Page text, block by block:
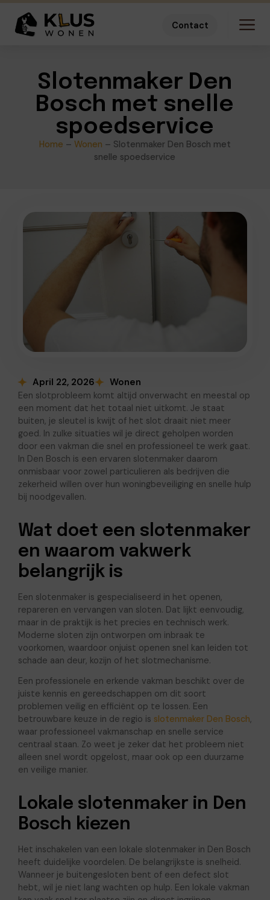
Contact
Slotenmaker Den
Bosch met snelle
spoedservice
Home – Wonen – Slotenmaker Den Bosch met
snelle spoedservice
April 22, 2026 Wonen
Een slotprobleem komt altijd onverwacht en meestal op
een moment dat het totaal niet uitkomt. Je staat
buiten, je sleutel is kwijt of het slot draait niet meer
goed. In zulke situaties wil je direct geholpen worden
door een vakman die snel en professioneel te werk gaat.
In Den Bosch is een ervaren slotenmaker daarom
onmisbaar voor zowel particulieren als bedrijven die
zekerheid willen over hun woningbeveiliging en snelle hulp
bij noodgevallen.
Wat doet een slotenmaker
en waarom vakwerk
belangrijk is
Een slotenmaker is gespecialiseerd in het openen,
repareren en vervangen van sloten. Dat lijkt eenvoudig,
maar in de praktijk is het precies en technisch werk.
Moderne sloten zijn ontworpen om inbraak te
voorkomen, waardoor onjuist openen snel kan leiden tot
schade aan deur, kozijn of het slotmechanisme.
Een professionele en erkende vakman beschikt over de
juiste kennis en gereedschappen om dit soort
problemen veilig en efficiënt op te lossen. Een
betrouwbare keuze in de regio is slotenmaker Den Bosch,
waar professioneel vakmanschap en snelle service
centraal staan. Zo weet je zeker dat het probleem niet
alleen snel wordt opgelost, maar ook op een duurzame
en veilige manier.
Lokale slotenmaker in Den
Bosch kiezen
Het inschakelen van een lokale slotenmaker in Den Bosch
heeft duidelijke voordelen. De belangrijkste is snelheid.
Wanneer je buitengesloten bent of een defect slot
hebt, wil je niet lang wachten op hulp. Een lokale vakman